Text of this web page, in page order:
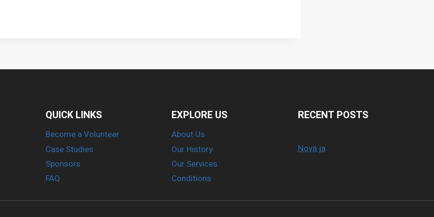
QUICK LINKS
Become a Volunteer
Case Studies
Sponsors
FAQ
EXPLORE US
About Us
Our History
Our Services
Conditions
RECENT POSTS
Nová ja